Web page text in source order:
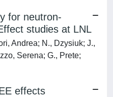
for neutron-
studies at LNL
Andrea; N., Dzysiuk; J.,
Serena; G., Prete;
effects